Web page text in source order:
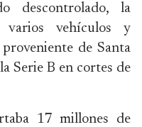
descontrolado, la
varios vehículos y
de Santa
Serie B en cortes de
17 millones de